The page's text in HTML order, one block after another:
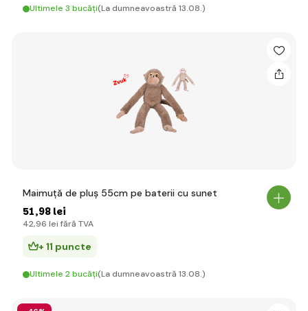
Ultimele 3 bucăți(La dumneavoastră 13.08.)
Maimuță de pluș 55cm pe baterii cu sunet
51,98 lei
42,96 lei fără TVA
+ 11 puncte
Ultimele 2 bucăți(La dumneavoastră 13.08.)